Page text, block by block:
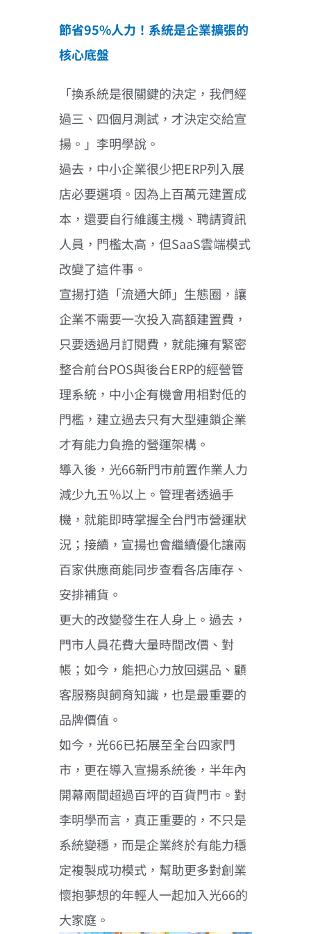
節省95%人力！系統是企業擴張的
核心底盤
「換系統是很關鍵的決定，我們經
過三、四個月測試，才決定交給宣
揚。」李明學說。
過去，中小企業很少把ERP列入展
店必要選項。因為上百萬元建置成
本，還要自行維護主機、聘請資訊
人員，門檻太高，但SaaS雲端模式
改變了這件事。
宣揚打造「流通大師」生態圈，讓
企業不需要一次投入高額建置費，
只要透過月訂閱費，就能擁有緊密
整合前台POS與後台ERP的經營管
理系統，中小企有機會用相對低的
門檻，建立過去只有大型連鎖企業
才有能力負擔的營運架構。
導入後，光66新門市前置作業人力
減少九五％以上。管理者透過手
機，就能即時掌握全台門市營運狀
況；接續，宣揚也會繼續優化讓兩
百家供應商能同步查看各店庫存、
安排補貨。
更大的改變發生在人身上。過去，
門市人員花費大量時間改價、對
帳；如今，能把心力放回選品、顧
客服務與飼育知識，也是最重要的
品牌價值。
如今，光66已拓展至全台四家門
市，更在導入宣揚系統後，半年內
開幕兩間超過百坪的百貨門市。對
李明學而言，真正重要的，不只是
系統變穩，而是企業終於有能力穩
定複製成功模式，幫助更多對創業
懷抱夢想的年輕人一起加入光66的
大家庭。